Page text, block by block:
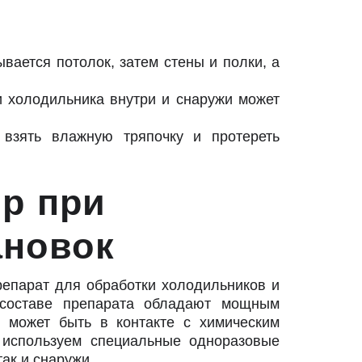
потолок, затем стены и полки, а
холодильника внутри и снаружи может
влажную тряпочку и протереть
при
для обработки холодильников и
препарата обладают мощным
может быть в контакте с химическим
специальные одноразовые